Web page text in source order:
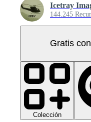
Icetray
144.245
Gratis
Colección